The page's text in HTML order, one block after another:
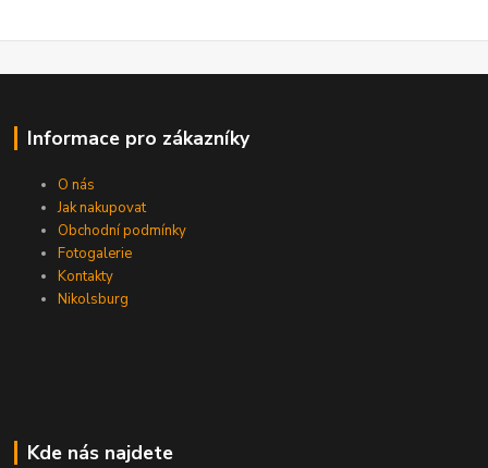
Informace pro zákazníky
O nás
Jak nakupovat
Obchodní podmínky
Fotogalerie
Kontakty
Nikolsburg
Kde nás najdete